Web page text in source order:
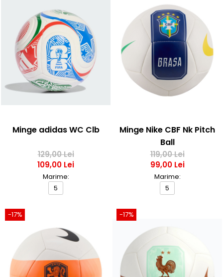
Minge adidas WC Clb
129,00 Lei
109,00 Lei
Marime:
5
Minge Nike CBF Nk Pitch
Ball
119,00 Lei
99,00 Lei
Marime:
5
-17% -17%